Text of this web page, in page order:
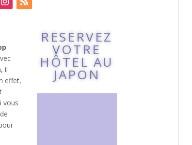
il
effet,
vous
RESERVEZ
VOTRE
HÔTEL AU
JAPON